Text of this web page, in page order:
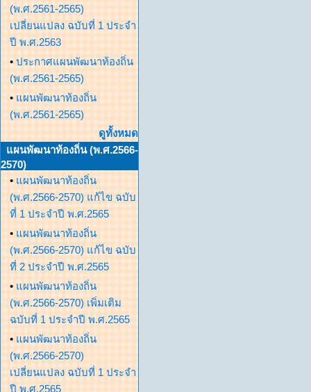
(พ.ศ.2561-2565)
เปลี่ยนแปลง ฉบับที่ 1 ประจำ
ปี พ.ศ.2563
• ประกาศแผนพัฒนาท้องถิ่น
(พ.ศ.2561-2565)
• แผนพัฒนาท้องถิ่น
(พ.ศ.2561-2565)
ดูทั้งหมด
แผนพัฒนาท้องถิ่น (พ.ศ.2566-
2570)
• แผนพัฒนาท้องถิ่น
(พ.ศ.2566-2570) แก้ไข ฉบับ
ที่ 1 ประจำปี พ.ศ.2565
• แผนพัฒนาท้องถิ่น
(พ.ศ.2566-2570) แก้ไข ฉบับ
ที่ 2 ประจำปี พ.ศ.2565
• แผนพัฒนาท้องถิ่น
(พ.ศ.2566-2570) เพิ่มเติม
ฉบับที่ 1 ประจำปี พ.ศ.2565
• แผนพัฒนาท้องถิ่น
(พ.ศ.2566-2570)
เปลี่ยนแปลง ฉบับที่ 1 ประจำ
ปี พ.ศ.2565